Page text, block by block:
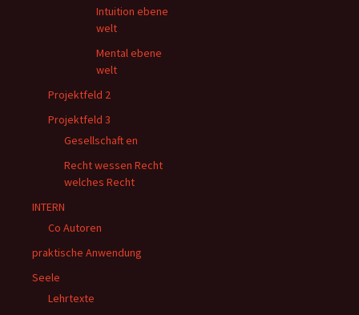
Intuition ebene
welt
Mental ebene
welt
Projektfeld 2
Projektfeld 3
Gesellschaft en
Recht wessen Recht
welches Recht
INTERN
Co Autoren
praktische Anwendung
Seele
Lehrtexte